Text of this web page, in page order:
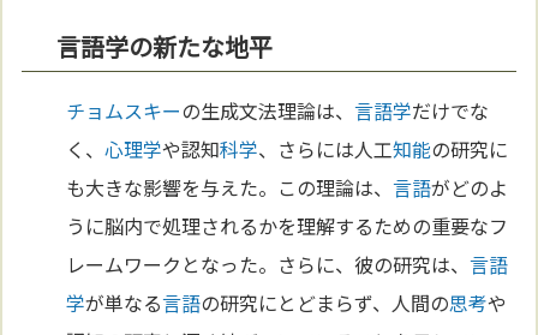
言語学の新たな地平
チョムスキーの生成文法理論は、言語学だけでな
く、心理学や認知科学、さらには人工知能の研究に
も大きな影響を与えた。この理論は、言語がどのよ
うに脳内で処理されるかを理解するための重要なフ
レームワークとなった。さらに、彼の研究は、言語
学が単なる言語の研究にとどまらず、人間の思考や